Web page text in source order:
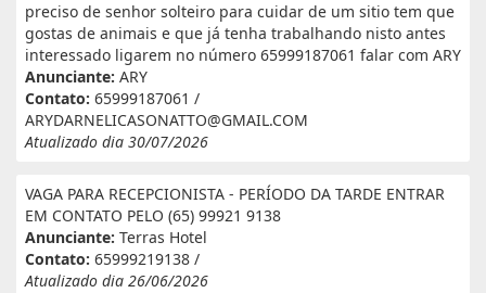
preciso de senhor solteiro para cuidar de um sitio tem que
gostas de animais e que já tenha trabalhando nisto antes
interessado ligarem no número 65999187061 falar com ARY
Anunciante: ARY
Contato: 65999187061 /
ARYDARNELICASONATTO@GMAIL.COM
Atualizado dia 30/07/2026
VAGA PARA RECEPCIONISTA - PERÍODO DA TARDE ENTRAR
EM CONTATO PELO (65) 99921 9138
Anunciante: Terras Hotel
Contato: 65999219138 /
Atualizado dia 26/06/2026